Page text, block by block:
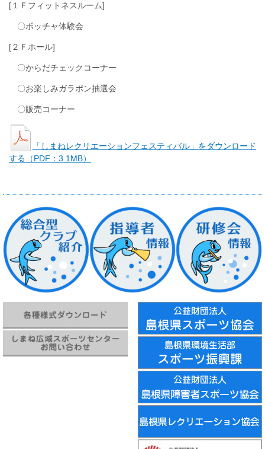
[１Ｆフィットネスルーム]
〇ボッチャ体験会
[２Ｆホール]
〇からだチェックコーナー
〇お楽しみガラポン抽選会
〇販売コーナー
「しまねレクリエーションフェスティバル」をダウンロード
する（PDF：3.1MB）